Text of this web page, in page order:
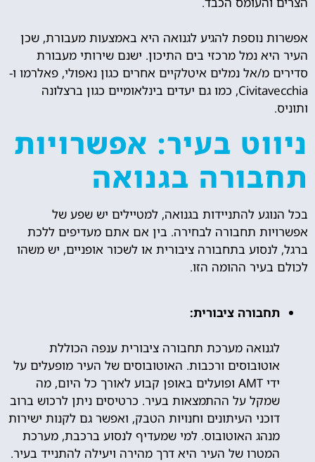
אפשרות נוספת להגיע לגנואה היא באמצעות מעבורת, שכן
העיר היא נמל מרכזי בים התיכון. ישנם שירותי מעבורת
סדירים מ/אל נמלים איטלקיים אחרים כגון נאפולי, פאלרמו ו-
Civitavecchia, כמו גם יעדים בינלאומיים כגון ברצלונה
ותוניס.
ניווט בעיר: אפשרויות
תחבורה בגנואה
בכל הנוגע להתניידות בגנואה, למטיילים יש שפע של
אפשרויות תחבורה לבחירה. בין אם אתם מעדיפים ללכת
ברגל, לנסוע בתחבורה ציבורית או לשכור אופניים, יש משהו
לכולם בעיר ההומה הזו.
תחבורה ציבורית:
לגנואה מערכת תחבורה ציבורית ענפה הכוללת
אוטובוסים ורכבות. האוטובוסים של העיר מופעלים על
ידי AMT ופועלים באופן קבוע לאורך כל היום, מה
שמקל על ההתמצאות בעיר. כרטיסים ניתן לרכוש ברוב
דוכני העיתונים וחנויות הטבק, ואפשר גם לקנות ישירות
מנהג האוטובוס. למי שמעדיף לנסוע ברכבת, מערכת
המטרו של העיר היא דרך מהירה ויעילה להתנייד בעיר.